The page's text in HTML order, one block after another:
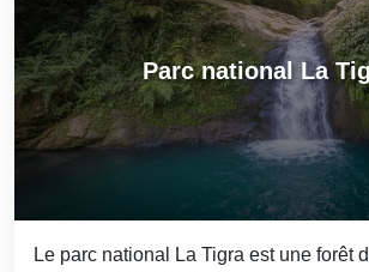
Parc national La
Le parc national La Tigra est une forêt